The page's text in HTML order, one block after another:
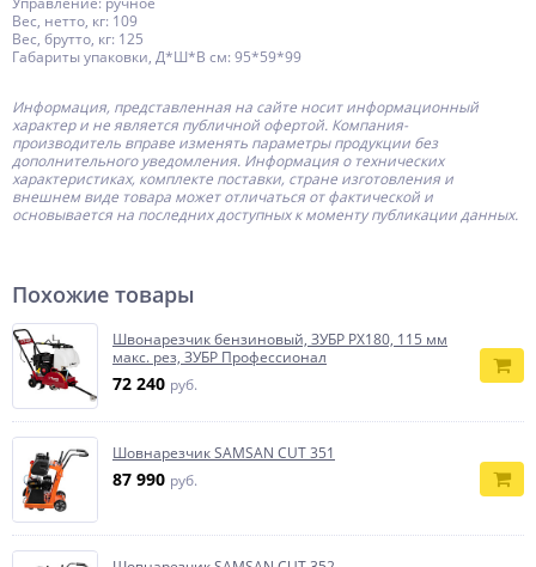
Вес, нетто, кг: 109
Вес, брутто, кг: 125
Габариты упаковки, Д*Ш*В см: 95*59*99
Информация, представленная на сайте носит информационный
характер и не является публичной офертой. Компания-
производитель вправе изменять параметры продукции без
дополнительного уведомления. Информация о технических
характеристиках, комплекте поставки, стране изготовления и
внешнем виде товара может отличаться от фактической и
основывается на последних доступных к моменту публикации данных.
Похожие товары
Швонарезчик бензиновый, ЗУБР РХ180, 115 мм
макс. рез, ЗУБР Профессионал
72 240 руб.
Шовнарезчик SAMSAN CUT 351
87 990 руб.